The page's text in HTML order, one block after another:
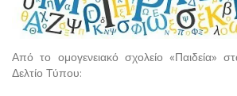
Από το ομογενειακό σχολείο «Παιδεία»
Δελτίο Τύπου: